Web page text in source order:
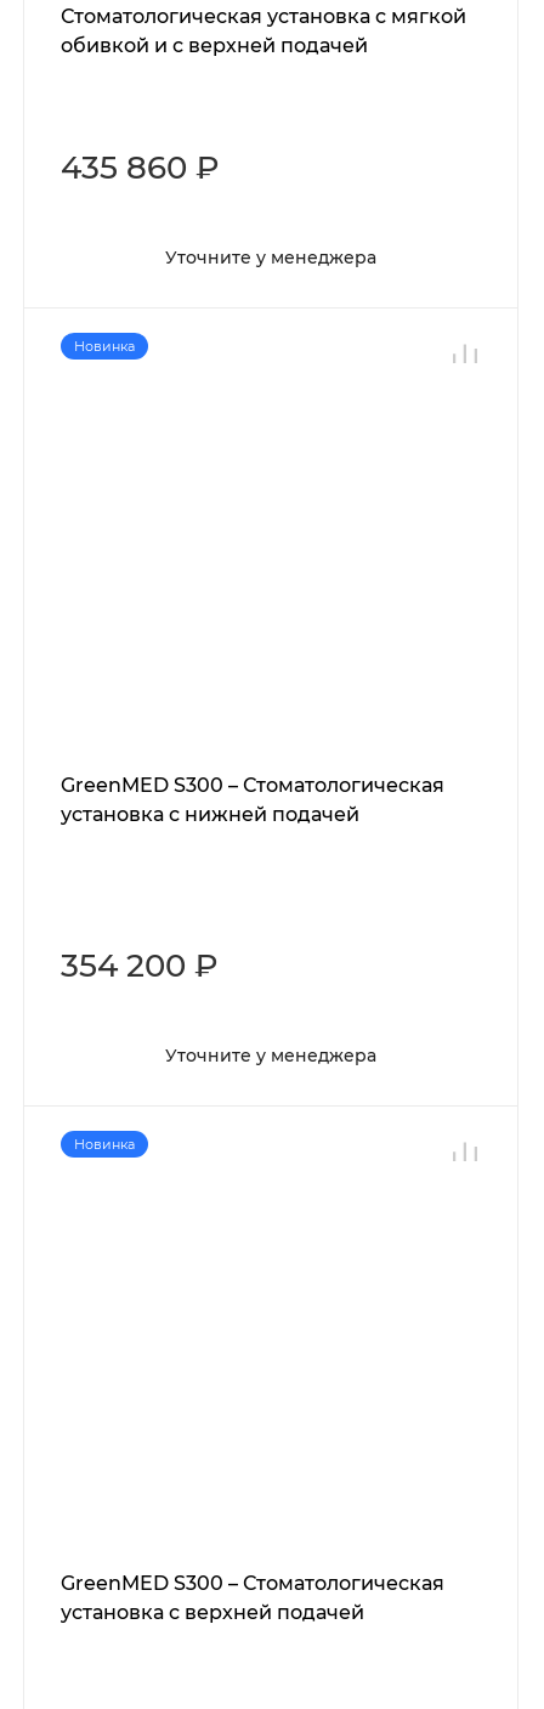
Стоматологическая установка с мягкой
обивкой и с верхней подачей
435 860 ₽
Уточните у менеджера
Новинка
GreenMED S300 – Стоматологическая
установка с нижней подачей
354 200 ₽
Уточните у менеджера
Новинка
GreenMED S300 – Стоматологическая
установка с верхней подачей